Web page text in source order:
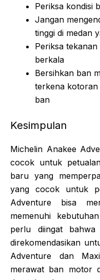
Periksa kondisi
Jangan
tinggi di medan
Periksa
berkala
Bersihkan ban
terkena kotoran
ban
Kesimpulan
Michelin Anakee
cocok untuk
baru yang
yang cocok untuk
Adventure bisa
memenuhi
perlu diingat
direkomendasikan
Adventure dan
merawat ban motor